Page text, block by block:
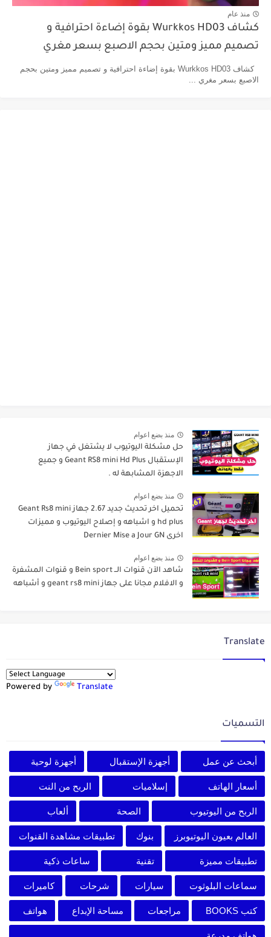
منذ عام
كشاف Wurkkos HD03 بقوة إضاءة احترافية و
تصميم مميز ومتين بحجم الاصبع بسعر مغري
كشاف Wurkkos HD03 بقوة إضاءة احترافية و تصميم مميز ومتين بحجم
الاصبع بسعر مغري ...
منذ بضع اعوام
حل مشكلة اليوتيوب لا يشتغل في جهاز
الإستقبال Geant RS8 mini Hd Plus و جميع
الاجهزة المشابهة له .
منذ بضع اعوام
تحميل اخر تحديث جديد 2.67 جهاز Geant Rs8 mini
hd plus و اشباهه و إصلاح اليوتيوب و مميزات
اخرى Dernier Mise a Jour GN
منذ بضع اعوام
شاهد الآن قنوات الــ Bein sport و قنوات المشفرة
و الافلام مجانا على جهاز geant rs8 mini و أشباهه
Translate
Powered by Translate
التسميات
أبحث عن عمل أجهزة الإستقبال أجهزة لوحية
أسعار الهاتف إسلاميات الربح من النت
الربح من اليوتيوب الصحة ألعاب
العالم بعيون اليوتيوبرز بنوك تطبيقات مشاهدة القنوات
تطبيقات مميزة تقنية ساعات ذكية
سماعات البلوثوت سيارات شرحات كاميرات
كتب BOOKS مراجعات مساحة الإبداع هواتف